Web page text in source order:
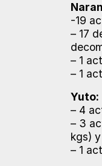
-19
– 17
– 1
– 1
Yuto:
– 4
– 3
kgs)
– 1